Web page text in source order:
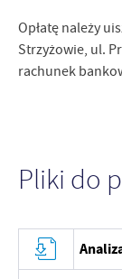
Opłatę należy
Strzyżowie, ul.
rachunek
Pliki do